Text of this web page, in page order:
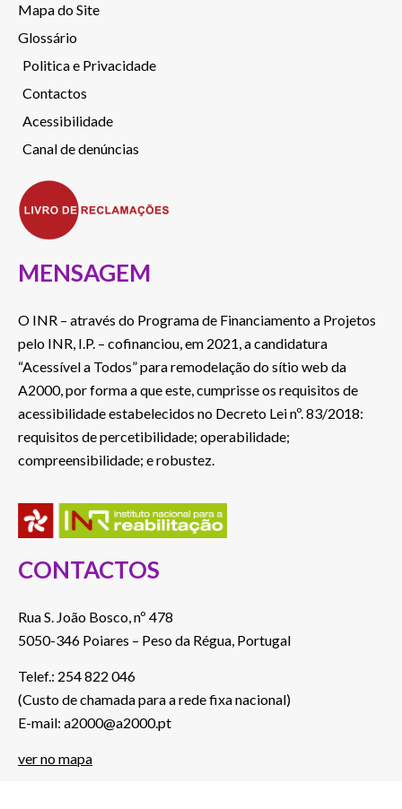
Mapa do Site
Glossário
Politica e Privacidade
Contactos
Acessibilidade
Canal de denúncias
MENSAGEM
O INR – através do Programa de Financiamento a Projetos
pelo INR, I.P. – cofinanciou, em 2021, a candidatura
“Acessível a Todos” para remodelação do sítio web da
A2000, por forma a que este, cumprisse os requisitos de
acessibilidade estabelecidos no Decreto Lei nº. 83/2018:
requisitos de percetibilidade; operabilidade;
compreensibilidade; e robustez.
CONTACTOS
Rua S. João Bosco, nº 478
5050-346 Poiares – Peso da Régua, Portugal
Telef.: 254 822 046
(Custo de chamada para a rede fixa nacional)
E-mail: a2000@a2000.pt
ver no mapa